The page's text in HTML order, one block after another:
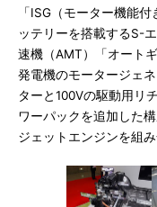
「ISG（モーター機能
ッテリーを搭載するS-
速機（AMT）「オート
発電機のモータージェ
ターと100Vの駆動用リ
ワーパックを追加した
ジェットエンジンを組み